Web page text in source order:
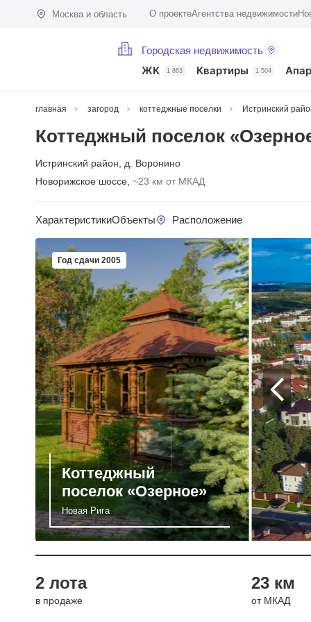
Москва и область О проектеАгентства недвижимости
Городская недвижимость
ЖК 1 863 Квартиры 1 504
главная загород коттеджные поселки Истринский
Коттеджный поселок
Истринский район
д. Воронино
Новорижское шоссе, ~23 км от МКАД
ХарактеристикиОбъекты Расположение
Год сдачи 2005
Коттеджный
поселок «Озерное»
Новая Рига
2 лота
в продаже
23 км
от МКАД